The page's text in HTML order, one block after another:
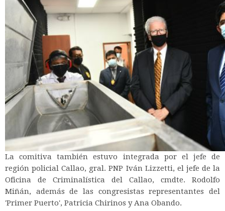
La comitiva también estuvo integrada por el jefe de
región policial Callao, gral. PNP Iván Lizzetti, el jefe de la
Oficina de Criminalística del Callao, cmdte. Rodolfo
Miñán, además de las congresistas representantes del
'Primer Puerto', Patricia Chirinos y Ana Obando.